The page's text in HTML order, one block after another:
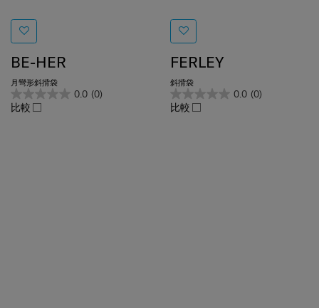
BE-HER
月彎形斜揹袋
比較
FERLEY
斜揹袋
比較